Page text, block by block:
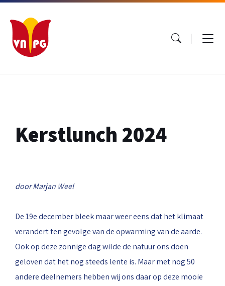
Ga
inhoud
Ga
hoofdnavigatie
Ga
footer
Kerstlunch 2024
door Marjan Weel
De 19e december bleek maar weer eens dat het klimaat
verandert ten gevolge van de opwarming van de aarde.
Ook op deze zonnige dag wilde de natuur ons doen
geloven dat het nog steeds lente is. Maar met nog 50
andere deelnemers hebben wij ons daar op deze mooie